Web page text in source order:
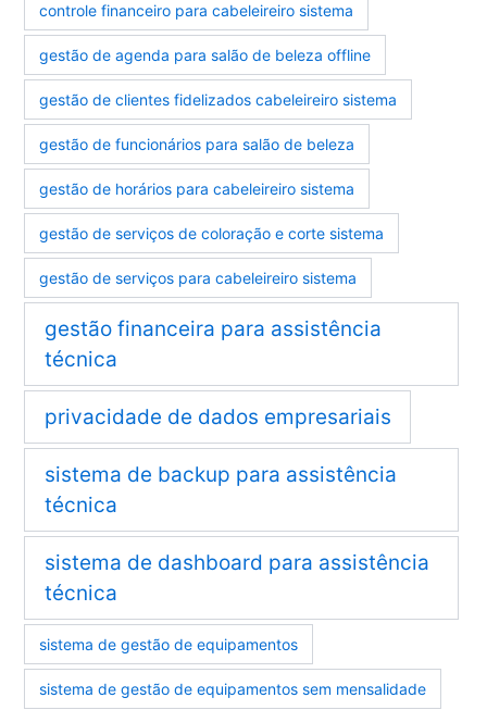
controle financeiro para cabeleireiro sistema
gestão de agenda para salão de beleza offline
gestão de clientes fidelizados cabeleireiro sistema
gestão de funcionários para salão de beleza
gestão de horários para cabeleireiro sistema
gestão de serviços de coloração e corte sistema
gestão de serviços para cabeleireiro sistema
gestão financeira para assistência
técnica
privacidade de dados empresariais
sistema de backup para assistência
técnica
sistema de dashboard para assistência
técnica
sistema de gestão de equipamentos
sistema de gestão de equipamentos sem mensalidade